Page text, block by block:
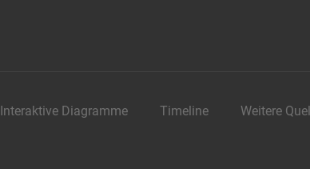
Interaktive Diagramme Timeline Weitere